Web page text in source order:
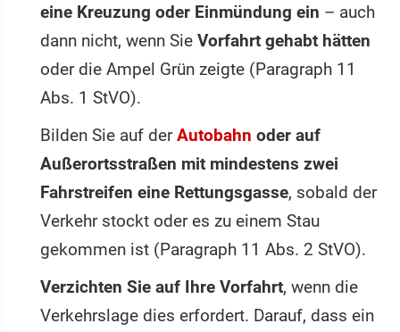
eine Kreuzung oder Einmündung ein – auch
dann nicht, wenn Sie Vorfahrt gehabt hätten
oder die Ampel Grün zeigte (Paragraph 11
Abs. 1 StVO).
Bilden Sie auf derAutobahn oder auf
Außerortsstraßen mit mindestens zwei
Fahrstreifen eine Rettungsgasse, sobald der
Verkehr stockt oder es zu einem Stau
gekommen ist (Paragraph 11 Abs. 2 StVO).
Verzichten Sie auf Ihre Vorfahrt, wenn die
Verkehrslage dies erfordert. Darauf, dass ein